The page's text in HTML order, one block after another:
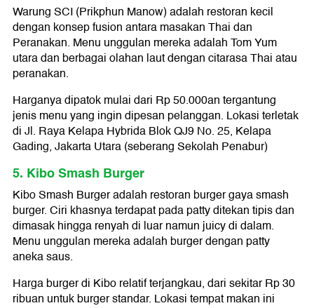
Warung SCI (Prikphun Manow) adalah restoran kecil
dengan konsep fusion antara masakan Thai dan
Peranakan. Menu unggulan mereka adalah Tom Yum
utara dan berbagai olahan laut dengan citarasa Thai atau
peranakan.
Harganya dipatok mulai dari Rp 50.000an tergantung
jenis menu yang ingin dipesan pelanggan. Lokasi terletak
di Jl. Raya Kelapa Hybrida Blok QJ9 No. 25, Kelapa
Gading, Jakarta Utara (seberang Sekolah Penabur)
5. Kibo Smash Burger
Kibo Smash Burger adalah restoran burger gaya smash
burger. Ciri khasnya terdapat pada patty ditekan tipis dan
dimasak hingga renyah di luar namun juicy di dalam.
Menu unggulan mereka adalah burger dengan patty
aneka saus.
Harga burger di Kibo relatif terjangkau, dari sekitar Rp 30
ribuan untuk burger standar. Lokasi tempat makan ini